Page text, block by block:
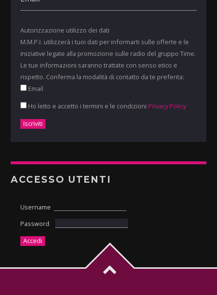
Autorizzazione utilizzo dei dati
M.M.P.I. utilizzerà i tuoi dati per informarti sulle offerte e le
iniziative legate alla promozione sulle radio del gruppo Time.
Le tue informazioni saranno trattate con senso etico e
rispetto. Conferma la modalità di contatto da te preferita:
Email
Ho letto e accetto i termini e le condizioni Privacy Policy
ACCESSO UTENTI
Username
Password